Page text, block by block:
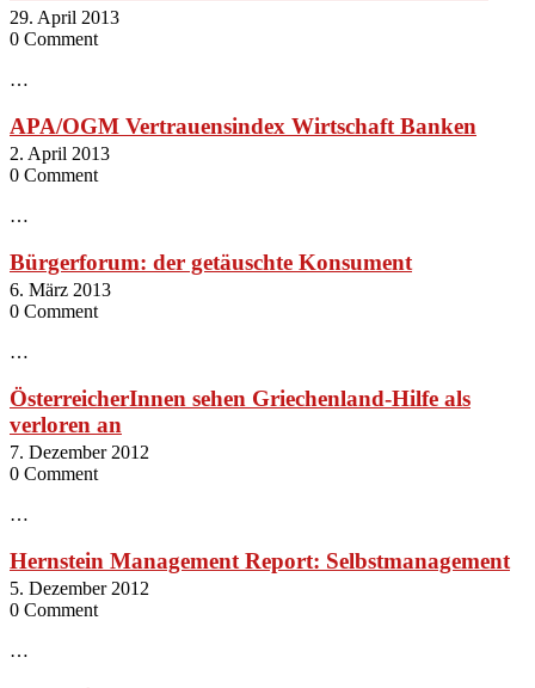
29. April 2013
0 Comment
…
APA/OGM Vertrauensindex Wirtschaft Banken
2. April 2013
0 Comment
…
Bürgerforum: der getäuschte Konsument
6. März 2013
0 Comment
…
ÖsterreicherInnen sehen Griechenland-Hilfe als
verloren an
7. Dezember 2012
0 Comment
…
Hernstein Management Report: Selbstmanagement
5. Dezember 2012
0 Comment
…